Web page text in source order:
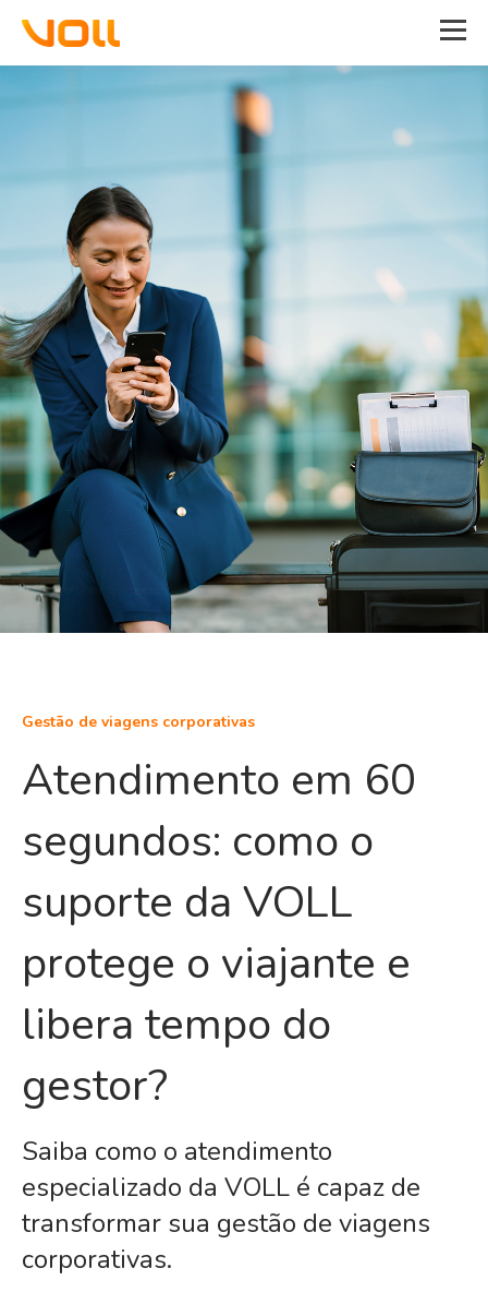
Gestão de viagens corporativas
Atendimento em 60
segundos: como o
suporte da VOLL
protege o viajante e
libera tempo do
gestor?
Saiba como o atendimento
especializado da VOLL é capaz de
transformar sua gestão de viagens
corporativas.